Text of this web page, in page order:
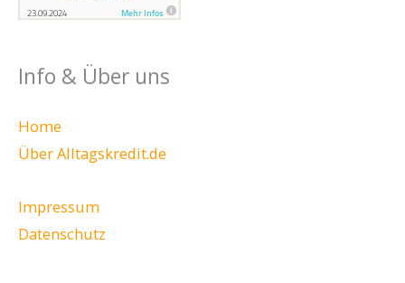
Info & Über uns
Home
Über Alltagskredit.de
Impressum
Datenschutz